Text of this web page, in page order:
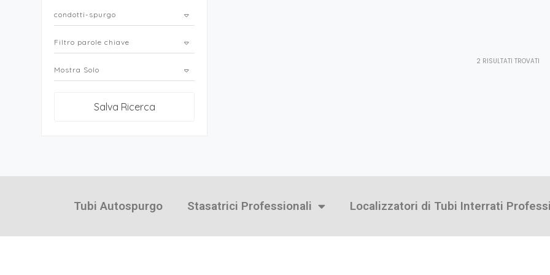
condotti-spurgo
Filtro parole chiave
Mostra Solo
Salva Ricerca
2 RISULTATI TROVATI
Tubi Autospurgo Stasatrici Professionali Localizzatori di Tubi Interrati